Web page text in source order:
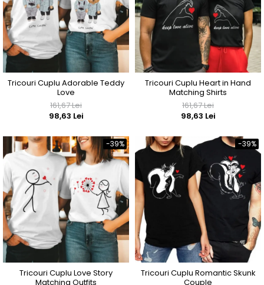
Tricouri Cuplu Adorable Teddy
Love
161,67 Lei
98,63 Lei
Tricouri Cuplu Heart in Hand
Matching Shirts
161,67 Lei
98,63 Lei
-39%
Tricouri Cuplu Love Story
Matching Outfits
-39%
Tricouri Cuplu Romantic Skunk
Couple